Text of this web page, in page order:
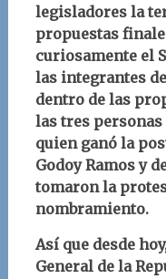
legisladores la
propuestas
curiosamente el
las integrantes
dentro de las
las tres
quien ganó la
Godoy Ramos y
tomaron la
nombramiento.
Así que desde
General de la